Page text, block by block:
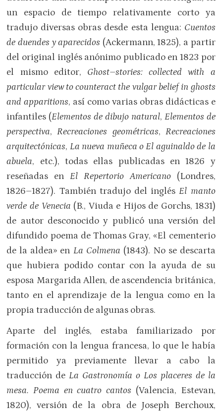
un espacio de tiempo relativamente corto ya
tradujo diversas obras desde esta lengua: Cuentos
de duendes y aparecidos (Ackermann, 1825), a partir
del original inglés anónimo publicado en 1823 por
el mismo editor, Ghost–stories: collected with a
particular view to counteract the vulgar belief in ghosts
and apparitions, así como varias obras didácticas e
infantiles (Elementos de dibujo natural, Elementos de
perspectiva, Recreaciones geométricas, Recreaciones
arquitectónicas, La nueva muñeca o El aguinaldo de la
abuela, etc.), todas ellas publicadas en 1826 y
reseñadas enEl Repertorio Americano(Londres,
1826–1827). También tradujo del inglésEl manto
verde de Venecia (B., Viuda e Hijos de Gorchs, 1831)
de autor desconocido y publicó una versión del
difundido poema de Thomas Gray, «El cementerio
de la aldea» en La Colmena (1843). No se descarta
que hubiera podido contar con la ayuda de su
esposa Margarida Allen, de ascendencia británica,
tanto en el aprendizaje de la lengua como en la
propia traducción de algunas obras.
Aparte del inglés, estaba familiarizado por
formación con la lengua francesa, lo que le había
permitido ya previamente llevar a cabo la
traducción deLa Gastronomía o Los placeres de la
mesa. Poema en cuatro cantos (Valencia, Estevan,
1820), versión de la obra de Joseph Berchoux,